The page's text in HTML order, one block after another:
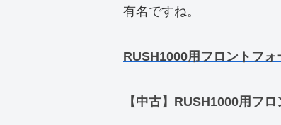
有名ですね。
RUSH1000用フロントフォ
【中古】RUSH1000用フ